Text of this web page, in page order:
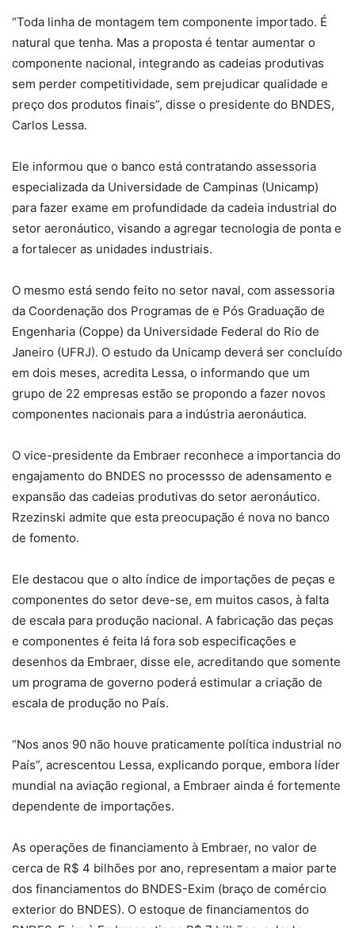
“Toda linha de montagem tem componente importado. É
natural que tenha. Mas a proposta é tentar aumentar o
componente nacional, integrando as cadeias produtivas
sem perder competitividade, sem prejudicar qualidade e
preço dos produtos finais”, disse o presidente do BNDES,
Carlos Lessa.
Ele informou que o banco está contratando assessoria
especializada da Universidade de Campinas (Unicamp)
para fazer exame em profundidade da cadeia industrial do
setor aeronáutico, visando a agregar tecnologia de ponta e
a fortalecer as unidades industriais.
O mesmo está sendo feito no setor naval, com assessoria
da Coordenação dos Programas de e Pós Graduação de
Engenharia (Coppe) da Universidade Federal do Rio de
Janeiro (UFRJ). O estudo da Unicamp deverá ser concluído
em dois meses, acredita Lessa, o informando que um
grupo de 22 empresas estão se propondo a fazer novos
componentes nacionais para a indústria aeronáutica.
O vice-presidente da Embraer reconhece a importancia do
engajamento do BNDES no processso de adensamento e
expansão das cadeias produtivas do setor aeronáutico.
Rzezinski admite que esta preocupação é nova no banco
de fomento.
Ele destacou que o alto índice de importações de peças e
componentes do setor deve-se, em muitos casos, à falta
de escala para produção nacional. A fabricação das peças
e componentes é feita lá fora sob especificações e
desenhos da Embraer, disse ele, acreditando que somente
um programa de governo poderá estimular a criação de
escala de produção no País.
“Nos anos 90 não houve praticamente política industrial no
País”, acrescentou Lessa, explicando porque, embora líder
mundial na aviação regional, a Embraer ainda é fortemente
dependente de importações.
As operações de financiamento à Embraer, no valor de
cerca de R$ 4 bilhões por ano, representam a maior parte
dos financiamentos do BNDES-Exim (braço de comércio
exterior do BNDES). O estoque de financiamentos do